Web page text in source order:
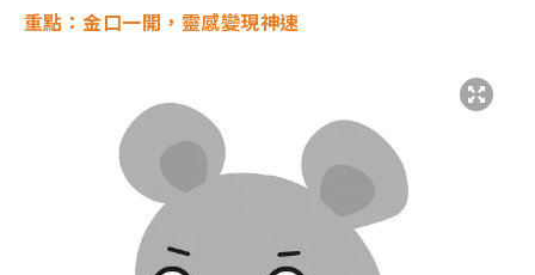
重點：金口一開，靈感變現神速